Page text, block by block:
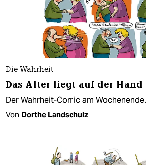
Die Wahrheit
Das Alter liegt auf der Hand
Der Wahrheit-Comic am Wochenende.
Von Dorthe Landschulz